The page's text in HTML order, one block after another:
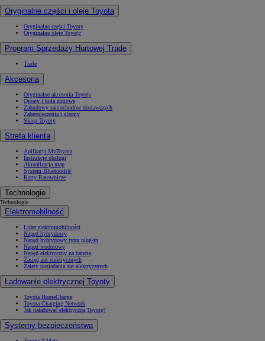
Oryginalne części i oleje Toyota
Oryginalne części Toyoty
Oryginalne oleje Toyoty
Program Sprzedaży Hurtowej Trade
Trade
Akcesoria
Oryginalne akcesoria Toyoty
Opony i koła zimowe
Zabudowy samochodów dostawczych
Zabezpieczenia i alarmy
Sklep Toyoty
Strefa klienta
Aplikacja MyToyota
Instrukcje obsługi
Aktualizacja map
System Bluetooth®
Karty Ratownicze
Technologie
Technologie
Elektromobilność
Lider elektromobilności
Napęd hybrydowy
Napęd hybrydowy typu plug-in
Napęd wodorowy
Napęd elektryczny na baterię
Zasięg aut elektrycznych
Zalety posiadania aut elektrycznych
Ładowanie elektrycznej Toyoty
Toyota HomeCharge
Toyota Charging Network
Jak naładować elektryczną Toyotę?
Systemy bezpieczeństwa